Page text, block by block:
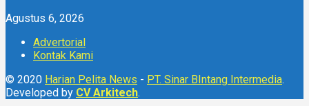
Agustus 6, 2026
Advertorial
Kontak Kami
© 2020 Harian Pelita News - PT. Sinar BIntang Intermedia.
Developed by CV Arkitech.